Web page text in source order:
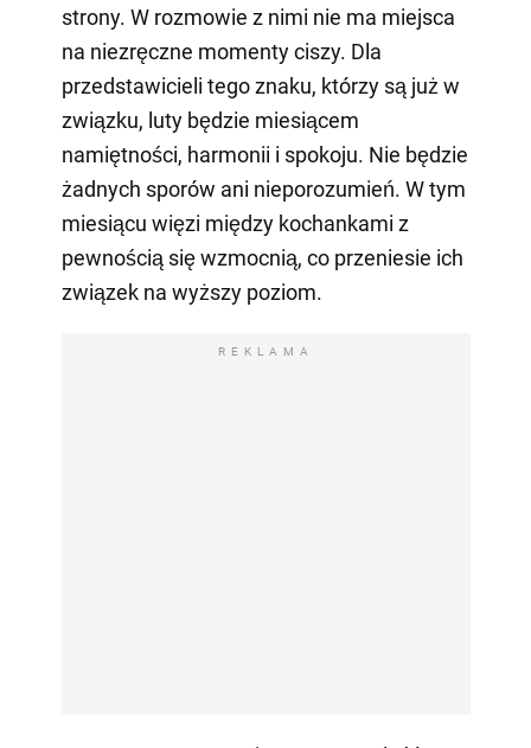
strony. W rozmowie z nimi nie ma miejsca
na niezręczne momenty ciszy. Dla
przedstawicieli tego znaku, którzy są już w
związku, luty będzie miesiącem
namiętności, harmonii i spokoju. Nie będzie
żadnych sporów ani nieporozumień. W tym
miesiącu więzi między kochankami z
pewnością się wzmocnią, co przeniesie ich
związek na wyższy poziom.
REKLAMA